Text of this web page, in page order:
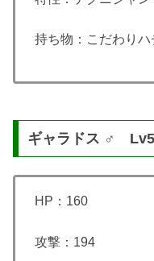
持ち物：こだわりハ
ギャラドス ♂
HP：160
攻撃：194